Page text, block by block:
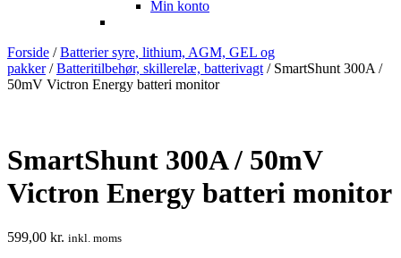
Min konto
Forside /Batterier syre, lithium, AGM, GEL og
pakker/Batteritilbehør, skillerelæ, batterivagt / SmartShunt 300A /
50mV Victron Energy batteri monitor
SmartShunt 300A / 50mV
Victron Energy batteri monitor
599,00 kr. inkl. moms